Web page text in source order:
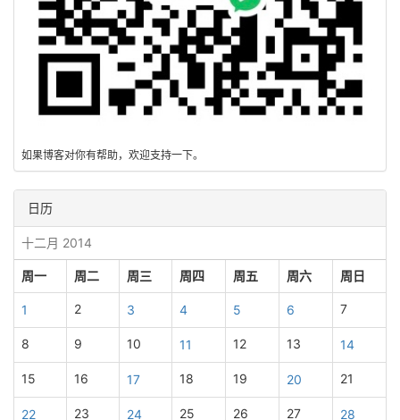
如果博客对你有帮助，欢迎支持一下。
日历
十二月 2014
周一 周二 周三 周四 周五 周六 周日
1 2 3 4 5 6 7
8 9 10 11 12 13 14
15 16 17 18 19 20 21
22 23 24 25 26 27 28